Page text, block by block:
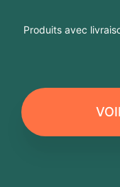
Produits avec